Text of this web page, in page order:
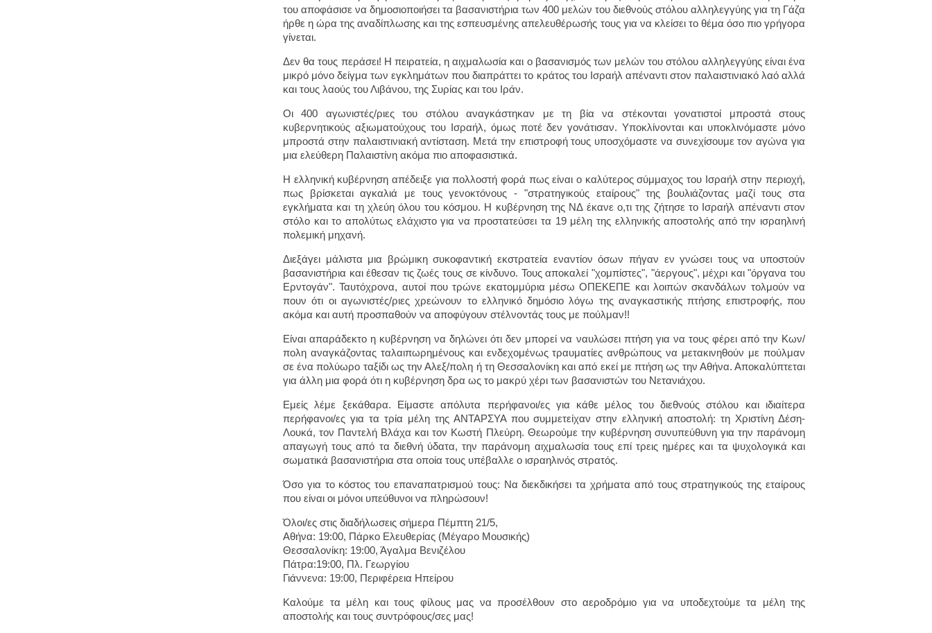
του αποφάσισε να δημοσιοποιήσει τα βασανιστήρια των 400 μελών του διεθνούς στόλου αλληλεγγύης για τη Γάζα
ήρθε η ώρα της αναδίπλωσης και της εσπευσμένης απελευθέρωσής τους για να κλείσει το θέμα όσο πιο γρήγορα
γίνεται.
Δεν θα τους περάσει! Η πειρατεία, η αιχμαλωσία και ο βασανισμός των μελών του στόλου αλληλεγγύης είναι ένα
μικρό μόνο δείγμα των εγκλημάτων που διαπράττει το κράτος του Ισραήλ απέναντι στον παλαιστινιακό λαό αλλά
και τους λαούς του Λιβάνου, της Συρίας και του Ιράν.
Οι 400 αγωνιστές/ριες του στόλου αναγκάστηκαν με τη βία να στέκονται γονατιστοί μπροστά στους
κυβερνητικούς αξιωματούχους του Ισραήλ, όμως ποτέ δεν γονάτισαν. Υποκλίνονται και υποκλινόμαστε μόνο
μπροστά στην παλαιστινιακή αντίσταση. Μετά την επιστροφή τους υποσχόμαστε να συνεχίσουμε τον αγώνα για
μια ελεύθερη Παλαιστίνη ακόμα πιο αποφασιστικά.
Η ελληνική κυβέρνηση απέδειξε για πολλοστή φορά πως είναι ο καλύτερος σύμμαχος του Ισραήλ στην περιοχή,
πως βρίσκεται αγκαλιά με τους γενοκτόνους - "στρατηγικούς εταίρους" της βουλιάζοντας μαζί τους στα
εγκλήματα και τη χλεύη όλου του κόσμου. Η κυβέρνηση της ΝΔ έκανε ο,τι της ζήτησε το Ισραήλ απέναντι στον
στόλο και το απολύτως ελάχιστο για να προστατεύσει τα 19 μέλη της ελληνικής αποστολής από την ισραηλινή
πολεμική μηχανή.
Διεξάγει μάλιστα μια βρώμικη συκοφαντική εκστρατεία εναντίον όσων πήγαν εν γνώσει τους να υποστούν
βασανιστήρια και έθεσαν τις ζωές τους σε κίνδυνο. Τους αποκαλεί "χομπίστες", "άεργους", μέχρι και "όργανα του
Ερντογάν". Ταυτόχρονα, αυτοί που τρώνε εκατομμύρια μέσω ΟΠΕΚΕΠΕ και λοιπών σκανδάλων τολμούν να
πουν ότι οι αγωνιστές/ριες χρεώνουν το ελληνικό δημόσιο λόγω της αναγκαστικής πτήσης επιστροφής, που
ακόμα και αυτή προσπαθούν να αποφύγουν στέλνοντάς τους με πούλμαν!!
Είναι απαράδεκτο η κυβέρνηση να δηλώνει ότι δεν μπορεί να ναυλώσει πτήση για να τους φέρει από την Κων/
πολη αναγκάζοντας ταλαιπωρημένους και ενδεχομένως τραυματίες ανθρώπους να μετακινηθούν με πούλμαν
σε ένα πολύωρο ταξίδι ως την Αλεξ/πολη ή τη Θεσσαλονίκη και από εκεί με πτήση ως την Αθήνα. Αποκαλύπτεται
για άλλη μια φορά ότι η κυβέρνηση δρα ως το μακρύ χέρι των βασανιστών του Νετανιάχου.
Εμείς λέμε ξεκάθαρα. Είμαστε απόλυτα περήφανοι/ες για κάθε μέλος του διεθνούς στόλου και ιδιαίτερα
περήφανοι/ες για τα τρία μέλη της ΑΝΤΑΡΣΥΑ που συμμετείχαν στην ελληνική αποστολή: τη Χριστίνη Δέση-
Λουκά, τον Παντελή Βλάχα και τον Κωστή Πλεύρη. Θεωρούμε την κυβέρνηση συνυπεύθυνη για την παράνομη
απαγωγή τους από τα διεθνή ύδατα, την παράνομη αιχμαλωσία τους επί τρεις ημέρες και τα ψυχολογικά και
σωματικά βασανιστήρια στα οποία τους υπέβαλλε ο ισραηλινός στρατός.
Όσο για το κόστος του επαναπατρισμού τους: Να διεκδικήσει τα χρήματα από τους στρατηγικούς της εταίρους
που είναι οι μόνοι υπεύθυνοι να πληρώσουν!
Όλοι/ες στις διαδήλωσεις σήμερα Πέμπτη 21/5,
Αθήνα: 19:00, Πάρκο Ελευθερίας (Μέγαρο Μουσικής)
Θεσσαλονίκη: 19:00, Άγαλμα Βενιζέλου
Πάτρα:19:00, Πλ. Γεωργίου
Γιάννενα: 19:00, Περιφέρεια Ηπείρου
Καλούμε τα μέλη και τους φίλους μας να προσέλθουν στο αεροδρόμιο για να υποδεχτούμε τα μέλη της
αποστολής και τους συντρόφους/σες μας!